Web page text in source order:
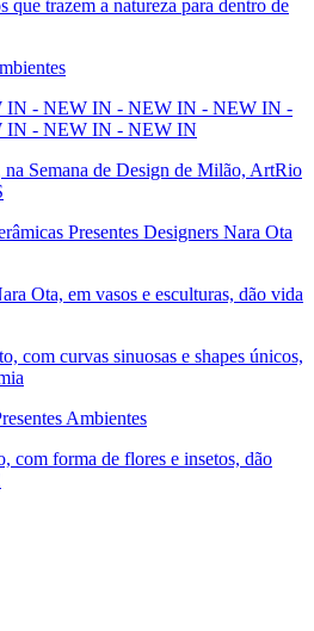
que trazem a natureza para dentro de
- NEW IN - NEW IN - NEW IN -
- NEW IN - NEW IN
na Semana de Design de Milão, ArtRio
Presentes Designers Nara Ota
Ota, em vasos e esculturas, dão vida
com curvas sinuosas e shapes únicos,
Ambientes
com forma de flores e insetos, dão